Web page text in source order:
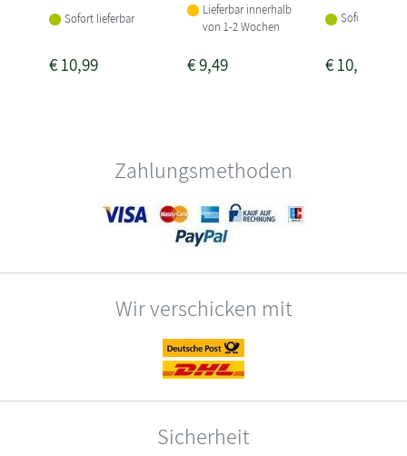
Sofort lieferbar
€10,99
Lieferbar innerhalb
von 1-2 Wochen
€9,49
Sofort
€10,99
Zahlungsmethoden
Wir verschicken mit
Sicherheit